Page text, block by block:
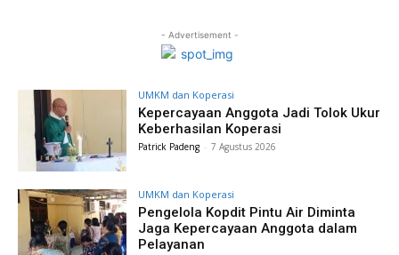
- Advertisement -
UMKM dan Koperasi
Kepercayaan Anggota Jadi Tolok Ukur
Keberhasilan Koperasi
Patrick Padeng - 7 Agustus 2026
UMKM dan Koperasi
Pengelola Kopdit Pintu Air Diminta
Jaga Kepercayaan Anggota dalam
Pelayanan